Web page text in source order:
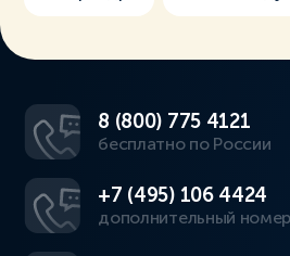
8 (800) 775 4121
бесплатно по России
+7 (495) 106 4424
дополнительный номер